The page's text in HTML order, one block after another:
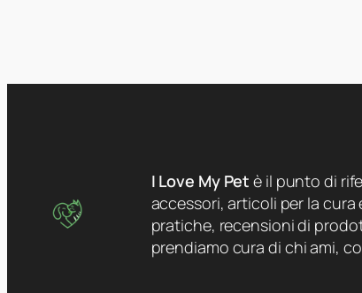
I Love My Pet è il punto di
accessori, articoli per la
pratiche, recensioni di
prendiamo cura di chi ami,